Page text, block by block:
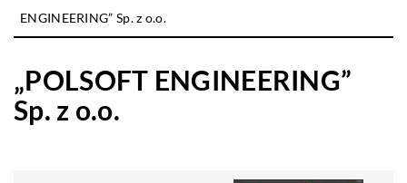
ENGINEERING” Sp. z o.o.
„POLSOFT ENGINEERING”
Sp. z o.o.